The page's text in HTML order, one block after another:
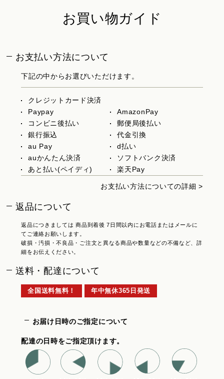
お買い物ガイド
お支払い方法について
下記の中からお選びいただけます。
クレジットカード決済
Paypay
AmazonPay
コンビニ後払い
郵便局後払い
銀行振込
代金引換
au Pay
d払い
auかんたん決済
ソフトバンク決済
あと払い(ペイディ)
楽天Pay
お支払い方法についての詳細 >
返品について
返品につきましては 商品到着後 7日間以内にお電話またはメールに
てご連絡お願いします。
破損・汚損・不良品・ご注文と異なる商品や数量などの不備など、詳
細をお伝えください。
送料・配達について
全国送料無料！ 年中無休365日発送
お届け日時のご指定について
配達の日時をご指定頂けます。